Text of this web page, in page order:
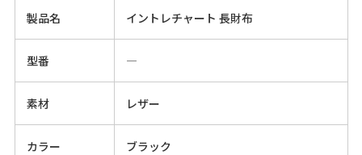
製品名 イントレチャート 長財布
型番 ―
素材 レザー
カラー ブラック